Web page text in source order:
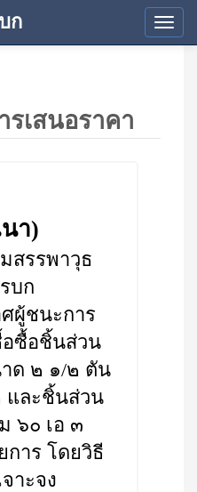
ก
เสนอราคา
า)
สรรพาวุธ
บก
ผู้ชนะการ
อซื้อชิ้นส่วน
ด ๒ ๑/๒ ตัน
และชิ้นส่วน
๖๐ เอ ๓
การ โดยวิธี
าะจง